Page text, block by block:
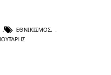
ΕΘΝΙΚΙΣΜΌΣ,